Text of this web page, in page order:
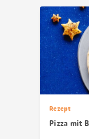
Rezept
Pizza mit